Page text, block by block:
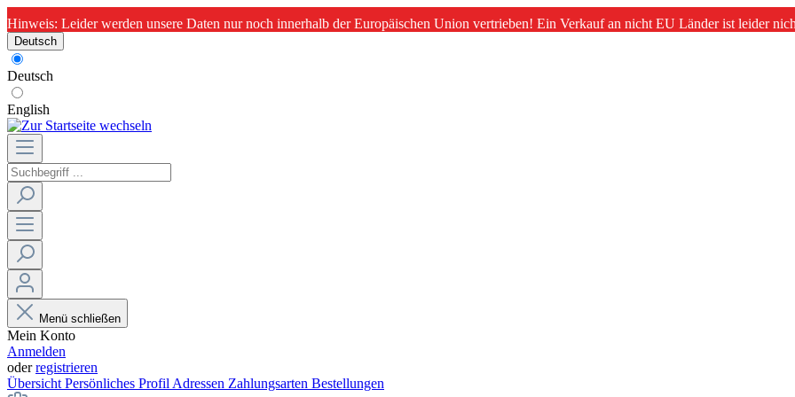
Hinweis: Leider werden unsere Daten nur noch innerhalb der Europäischen Union vertrieben! Ein Verkauf an nicht EU Länder ist leider
Deutsch
Deutsch
English
Menü schließen
Mein Konto
Anmelden
oderregistrieren
Übersicht Persönliches Profil Adressen Zahlungsarten Bestellungen